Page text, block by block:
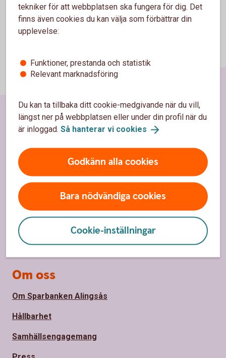
tekniker för att webbplatsen ska fungera för dig. Det
finns även cookies du kan välja som förbättrar din
upplevelse:
Funktioner, prestanda och statistik
Relevant marknadsföring
Du kan ta tillbaka ditt cookie-medgivande när du vill,
längst ner på webbplatsen eller under din profil när du
är inloggad. Så hanterar vi cookies
Godkänn alla cookies
Bara nödvändiga cookies
Cookie-inställningar
Sidfot
Hitta snabbt
Kontakta oss
Spärrhjälp
Hitta bankkontor
Bli kund
Priser, räntor och kurser
Om oss
Om Sparbanken Alingsås
Hållbarhet
Samhällsengagemang